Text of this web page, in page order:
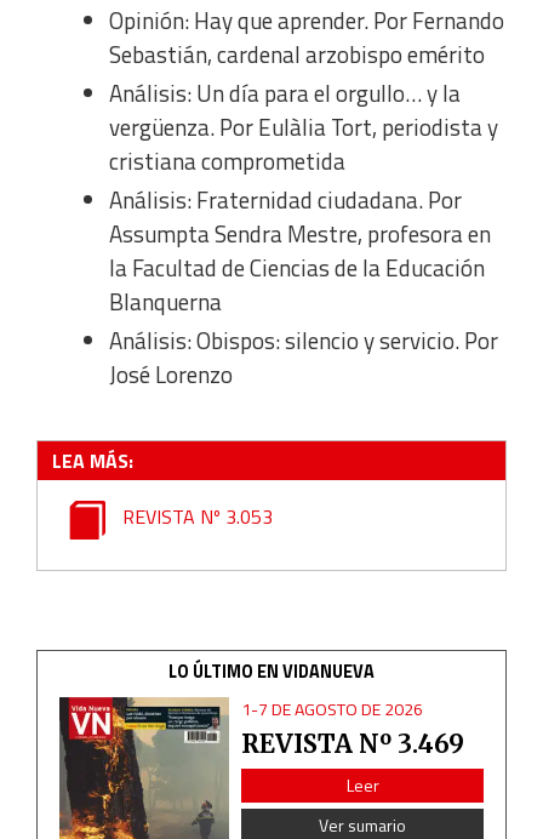
Opinión: Hay que aprender. Por Fernando
Sebastián, cardenal arzobispo emérito
Análisis: Un día para el orgullo… y la
vergüenza. Por Eulàlia Tort, periodista y
cristiana comprometida
Análisis: Fraternidad ciudadana. Por
Assumpta Sendra Mestre, profesora en
la Facultad de Ciencias de la Educación
Blanquerna
Análisis: Obispos: silencio y servicio. Por
José Lorenzo
LEA MÁS:
REVISTA Nº 3.053
LO ÚLTIMO EN VIDANUEVA
1-7 DE AGOSTO DE 2026
REVISTA Nº 3.469
Leer
Ver sumario
Advertising